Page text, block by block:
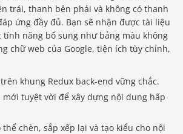
trái, thanh bên phải và không có thanh
ứng đầy đủ. Bạn sẽ nhận được tài liệu
tính năng bổ sung như bảng màu không
chữ web của Google, tiện ích tùy chỉnh,
khung Redux back-end vững chắc.
mới tuyệt vời để xây dựng nội dung hấp
thể chèn, sắp xếp lại và tạo kiểu cho nội